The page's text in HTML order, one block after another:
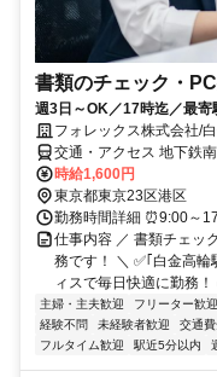
書類のチェック・
週3日～OK／17時迄／最
フォレックス株式会社/
交通・アクセス 地下鉄
金高輪駅 4番出口
時給1,600円
東京都東京23区港区
勤務時間詳細 ⏰9:00～
仕事内容 ／ 書類チェッ
務です！ ＼ ✅｢白金高
ィスで毎日快適に勤務
主婦・主夫歓迎 フリーター歓迎
経験不問
未経験者歓迎 交通
フルタイム歓迎
駅近5分以内